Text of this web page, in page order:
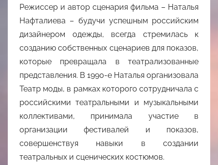
Режиссер и автор сценария фильма – Наталья
Нафталиева – будучи успешным российским
дизайнером одежды, всегда стремилась к
созданию собственных сценариев для показов,
которые превращала в театрализованные
представления. В 1990-е Наталья организовала
Театр моды, в рамках которого сотрудничала с
российскими театральными и музыкальными
коллективами, принимала участие в
организации фестивалей и показов,
совершенствуя навыки в создании
театральных и сценических костюмов.